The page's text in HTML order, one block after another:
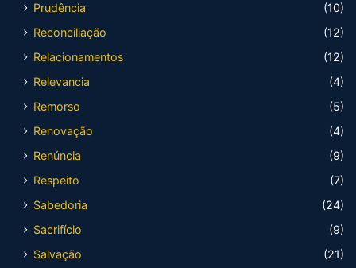
Prudência
(10)
Reconciliação
(12)
Relacionamentos
(12)
Relevancia
(4)
Remorso
(5)
Renovação
(4)
Renúncia
(9)
Respeito
(7)
Sabedoria
(24)
Sacrifício
(9)
Salvação
(21)